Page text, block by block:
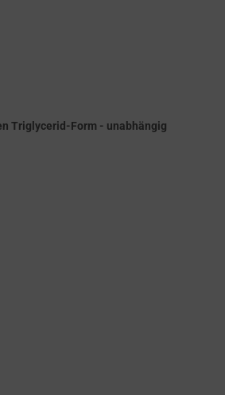
Triglycerid-Form - unabhängig